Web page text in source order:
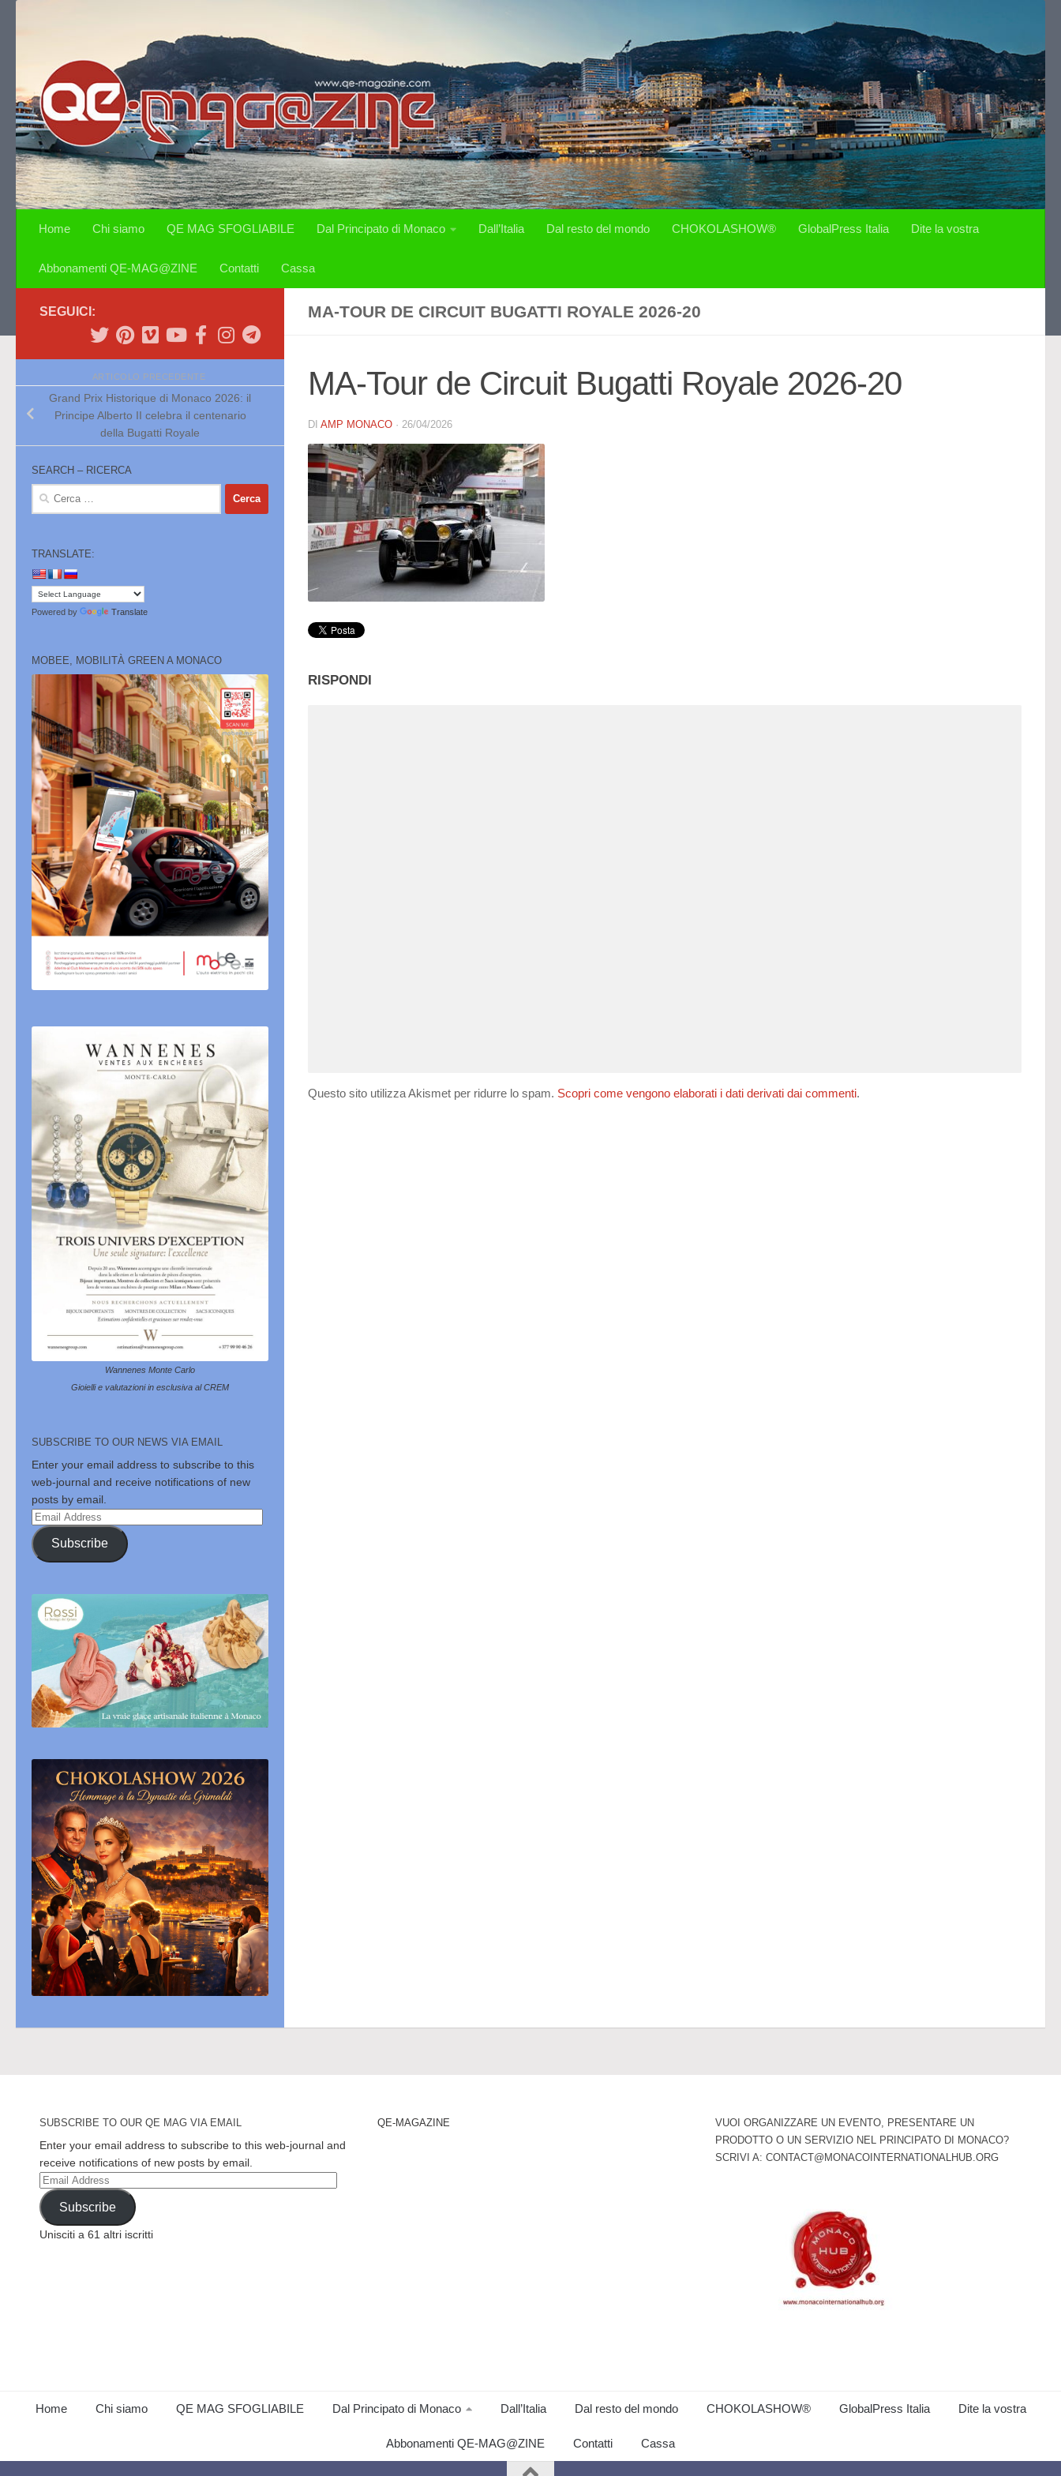
Home Chi siamo QE MAG SFOGLIABILE Dal Principato di Monaco Dall’Italia Dal resto del mondo CHOKOLASHOW® GlobalPress Italia Dite la vostra
Abbonamenti QE-MAG@ZINE Contatti Cassa
MA-TOUR DE CIRCUIT BUGATTI ROYALE 2026-20
MA-Tour de Circuit Bugatti Royale 2026-20
DI AMP MONACO · 26/04/2026
RISPONDI
Questo sito utilizza Akismet per ridurre lo spam. Scopri come vengono elaborati i dati derivati dai commenti.
SEGUICI:
ARTICOLO PRECEDENTE
Grand Prix Historique di Monaco 2026: il
Principe Alberto II celebra il centenario
della Bugatti Royale
SEARCH – RICERCA
Ricerca
TRANSLATE:
Powered by Translate
MOBEE, MOBILITÀ GREEN A MONACO
Wannenes Monte Carlo
Gioielli e valutazioni in esclusiva al CREM
SUBSCRIBE TO OUR NEWS VIA EMAIL
Enter your email address to subscribe to this
web-journal and receive notifications of new
posts by email.
Email
Address
Subscribe
SUBSCRIBE TO OUR QE MAG VIA EMAIL
Enter your email address to subscribe to this web-journal and
receive notifications of new posts by email.
Email
Address
Subscribe
Unisciti a 61 altri iscritti
QE-MAGAZINE
VUOI ORGANIZZARE UN EVENTO, PRESENTARE UN
PRODOTTO O UN SERVIZIO NEL PRINCIPATO DI MONACO?
SCRIVI A: CONTACT@MONACOINTERNATIONALHUB.ORG
Home Chi siamo QE MAG SFOGLIABILE Dal Principato di Monaco Dall’Italia Dal resto del mondo CHOKOLASHOW® GlobalPress Italia Dite la vostra
Abbonamenti QE-MAG@ZINE Contatti Cassa